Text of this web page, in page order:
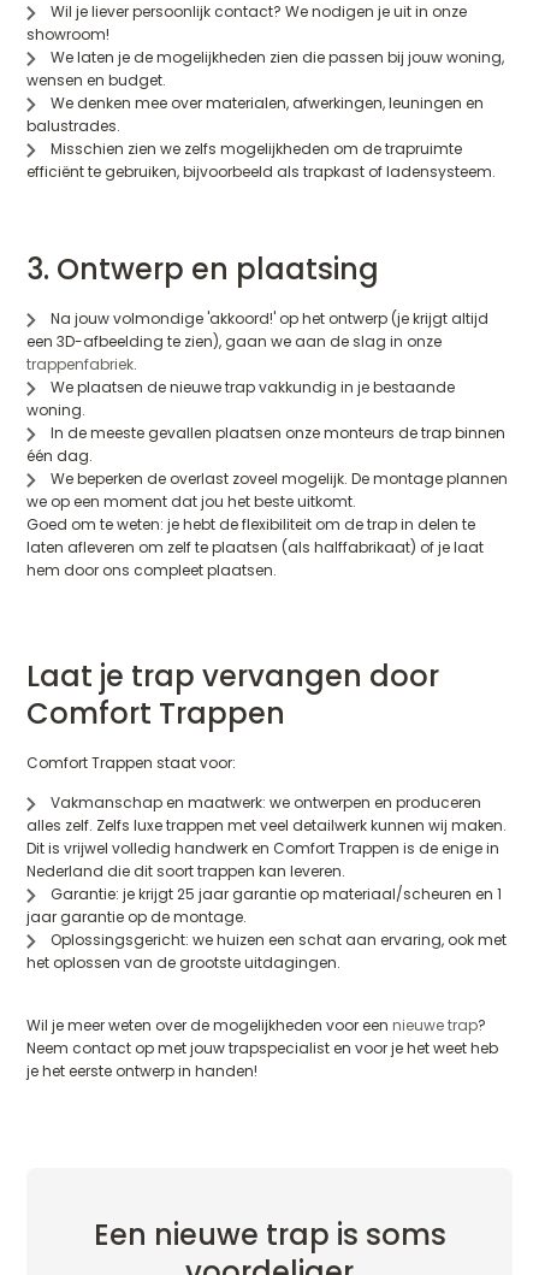
Wil je liever persoonlijk contact? We nodigen je uit in onze
showroom!
We laten je de mogelijkheden zien die passen bij jouw woning,
wensen en budget.
We denken mee over materialen, afwerkingen, leuningen en
balustrades.
Misschien zien we zelfs mogelijkheden om de trapruimte
efficiënt te gebruiken, bijvoorbeeld als trapkast of ladensysteem.
3. Ontwerp en plaatsing
Na jouw volmondige 'akkoord!' op het ontwerp (je krijgt altijd
een 3D-afbeelding te zien), gaan we aan de slag in onze
trappenfabriek.
We plaatsen de nieuwe trap vakkundig in je bestaande
woning.
In de meeste gevallen plaatsen onze monteurs de trap binnen
één dag.
We beperken de overlast zoveel mogelijk. De montage plannen
we op een moment dat jou het beste uitkomt.
Goed om te weten: je hebt de flexibiliteit om de trap in delen te
laten afleveren om zelf te plaatsen (als halffabrikaat) of je laat
hem door ons compleet plaatsen.
Laat je trap vervangen door
Comfort Trappen
Comfort Trappen staat voor:
Vakmanschap en maatwerk: we ontwerpen en produceren
alles zelf. Zelfs luxe trappen met veel detailwerk kunnen wij maken.
Dit is vrijwel volledig handwerk en Comfort Trappen is de enige in
Nederland die dit soort trappen kan leveren.
Garantie: je krijgt 25 jaar garantie op materiaal/scheuren en 1
jaar garantie op de montage.
Oplossingsgericht: we huizen een schat aan ervaring, ook met
het oplossen van de grootste uitdagingen.
Wil je meer weten over de mogelijkheden voor eennieuwe trap?
Neem contact op met jouw trapspecialist en voor je het weet heb
je het eerste ontwerp in handen!
Een nieuwe trap is soms